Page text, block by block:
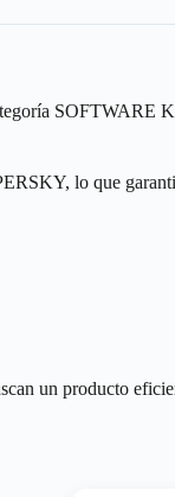
SOFTWARE
lo que
un producto